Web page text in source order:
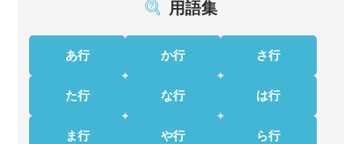
用語集
あ行 か行 さ行
た行 な行 は行
ま行 や行 ら行